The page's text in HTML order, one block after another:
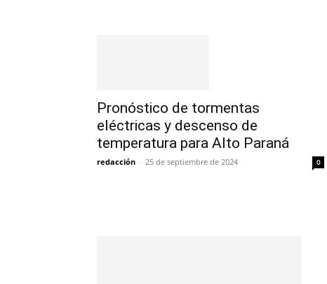
Pronóstico de tormentas
eléctricas y descenso de
temperatura para Alto Paraná
redacción - 25 de septiembre de 2024 0